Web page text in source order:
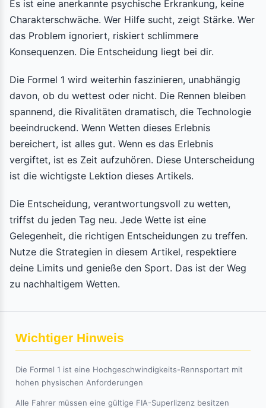
Es ist eine anerkannte psychische Erkrankung, keine
Charakterschwäche. Wer Hilfe sucht, zeigt Stärke. Wer
das Problem ignoriert, riskiert schlimmere
Konsequenzen. Die Entscheidung liegt bei dir.
Die Formel 1 wird weiterhin faszinieren, unabhängig
davon, ob du wettest oder nicht. Die Rennen bleiben
spannend, die Rivalitäten dramatisch, die Technologie
beeindruckend. Wenn Wetten dieses Erlebnis
bereichert, ist alles gut. Wenn es das Erlebnis
vergiftet, ist es Zeit aufzuhören. Diese Unterscheidung
ist die wichtigste Lektion dieses Artikels.
Die Entscheidung, verantwortungsvoll zu wetten,
triffst du jeden Tag neu. Jede Wette ist eine
Gelegenheit, die richtigen Entscheidungen zu treffen.
Nutze die Strategien in diesem Artikel, respektiere
deine Limits und genieße den Sport. Das ist der Weg
zu nachhaltigem Wetten.
Wichtiger Hinweis
Die Formel 1 ist eine Hochgeschwindigkeits-Rennsportart mit
hohen physischen Anforderungen
Alle Fahrer müssen eine gültige FIA-Superlizenz besitzen